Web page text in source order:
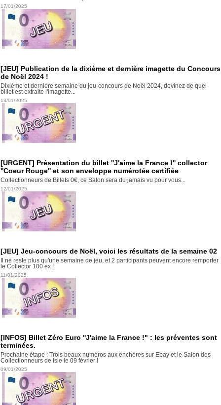
17/01/2025
[JEU] Publication de la dixième et dernière imagette du Concours
de Noël 2024 !
Dixième et dernière semaine du jeu-concours de Noël 2024, devinez de quel
billet est extraite l'imagette...
13/01/2025
[URGENT] Présentation du billet ''J'aime la France !'' collector
''Coeur Rouge'' et son enveloppe numérotée certifiée
Collectionneurs de Billets 0€, ce Salon sera du jamais vu pour vous...
12/01/2025
[JEU] Jeu-concours de Noël, voici les résultats de la semaine 02
Il ne reste plus qu'une semaine de jeu, et 2 participants peuvent encore remporter
le Collector 100 ex !
11/01/2025
[INFOS] Billet Zéro Euro ''J'aime la France !" : les préventes sont
terminées.
Prochaine étape : Trois beaux numéros aux enchères sur Ebay et le Salon des
Collectionneurs de Isle le 09 février !
09/01/2025